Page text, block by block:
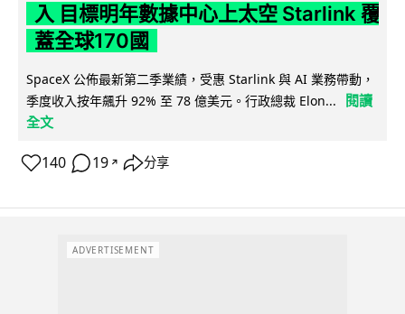
入 目標明年數據中心上太空 Starlink 覆
蓋全球170國
SpaceX 公佈最新第二季業績，受惠 Starlink 與 AI 業務帶動，
季度收入按年飆升 92% 至 78 億美元。行政總裁 Elon...
閱讀
全文
140 19 ↗ 分享
ADVERTISEMENT